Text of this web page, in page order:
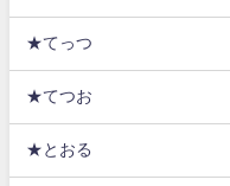
★てっつ
★てつお
★とおる